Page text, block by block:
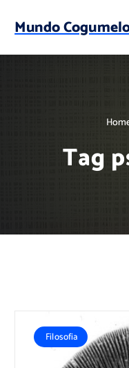
p
Mundo
Tag
Filosofia